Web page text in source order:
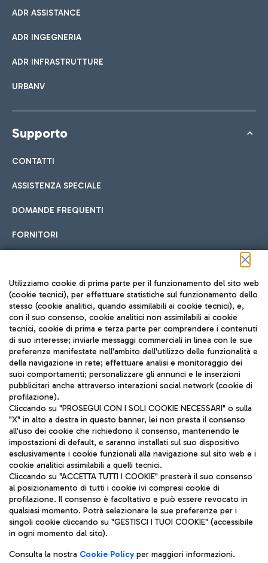
ADR ASSISTANCE
ADR INGEGNERIA
ADR INFRASTRUTTURE
URBANV
Supporto
CONTATTI
ASSISTENZA SPECIALE
DOMANDE FREQUENTI
FORNITORI
Seguici sui social
TRAVEL JOURNAL
ITA
Aeroporti di Roma S.p.A. - Società soggetta a direzione e
coordinamento di Mundys S.p.A.
Codice fiscale e Registro delle Imprese di Roma 13032990155 P.
IVA 06572251004
Capitale sociale 62.224.743,00 int. vers.
Sede legale: Via Pier Paolo Racchetti 1 - 00054 Fiumicino (RM)
telefono +39 06 65951
Privacy policy
Note legali
Utilizziamo cookie di prima parte per il funzionamento del sito web
(cookie tecnici), per effettuare statistiche sul funzionamento dello
stesso (cookie analitici, quando assimilabili ai cookie tecnici), e,
con il suo consenso, cookie analitici non assimilabili ai cookie
tecnici, cookie di prima e terza parte per comprendere i contenuti
di suo interesse; inviarle messaggi commerciali in linea con le sue
preferenze manifestate nell'ambito dell'utilizzo delle funzionalità e
della navigazione in rete; effettuare analisi e monitoraggio dei
suoi comportamenti; personalizzare gli annunci e le inserzioni
pubblicitari anche attraverso interazioni social network (cookie di
profilazione).
Cliccando su "PROSEGUI CON I SOLI COOKIE NECESSARI" o sulla
"X" in alto a destra in questo banner, lei non presta il consenso
all'uso dei cookie che richiedono il consenso, mantenendo le
impostazioni di default, e saranno installati sul suo dispositivo
esclusivamente i cookie funzionali alla navigazione sul sito web e i
cookie analitici assimilabili a quelli tecnici.
Cliccando su "ACCETTA TUTTI I COOKIE" presterà il suo consenso
al posizionamento di tutti i cookie ivi compresi cookie di
profilazione. Il consenso è facoltativo e può essere revocato in
qualsiasi momento. Potrà selezionare le sue preferenze per i
singoli cookie cliccando su "GESTISCI I TUOI COOKIE" (accessibile
in ogni momento dal sito).
Consulta la nostra Cookie Policyper maggiori informazioni.